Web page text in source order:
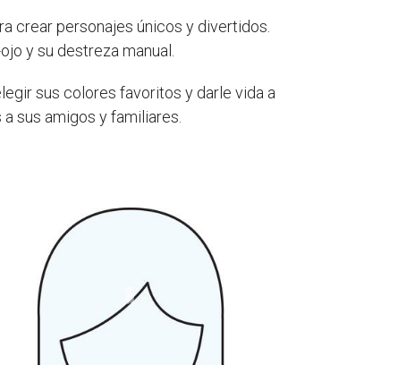
crear personajes únicos y divertidos.
y su destreza manual.
sus colores favoritos y darle vida a
sus amigos y familiares.